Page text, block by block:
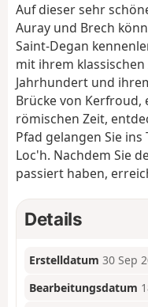
Auf dieser sehr
Auray und Brech
Saint-Degan
mit ihrem
Jahrhundert und
Brücke von Kerfroud,
römischen Zeit,
Pfad gelangen Sie ins
Loc'h. Nachdem Sie
passiert haben,
Details
Erstelldatum 30 Sep
Bearbeitungsdatum